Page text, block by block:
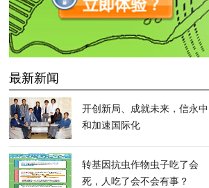
最新新闻
开创新局、成就未来，信永中
和加速国际化
转基因抗虫作物虫子吃了会
死，人吃了会不会有事？